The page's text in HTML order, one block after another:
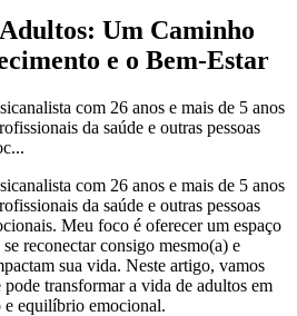
Um Caminho
e o Bem-Estar
com 26 anos e mais de 5 anos
da saúde e outras pessoas
com 26 anos e mais de 5 anos
da saúde e outras pessoas
Meu foco é oferecer um espaço
reconectar consigo mesmo(a) e
sua vida. Neste artigo, vamos
transformar a vida de adultos em
e equilíbrio emocional.